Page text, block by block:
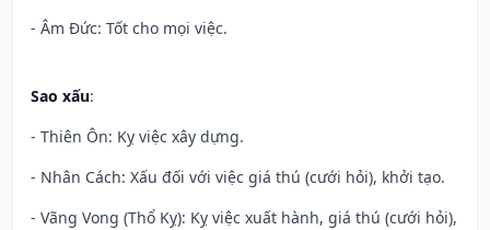
- Âm Đức: Tốt cho mọi việc.
Sao xấu:
- Thiên Ôn: Kỵ việc xây dựng.
- Nhân Cách: Xấu đối với việc giá thú (cưới hỏi), khởi tạo.
- Vãng Vong (Thổ Kỵ): Kỵ việc xuất hành, giá thú (cưới hỏi),